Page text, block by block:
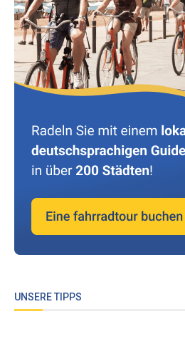
UNSERE TIPPS